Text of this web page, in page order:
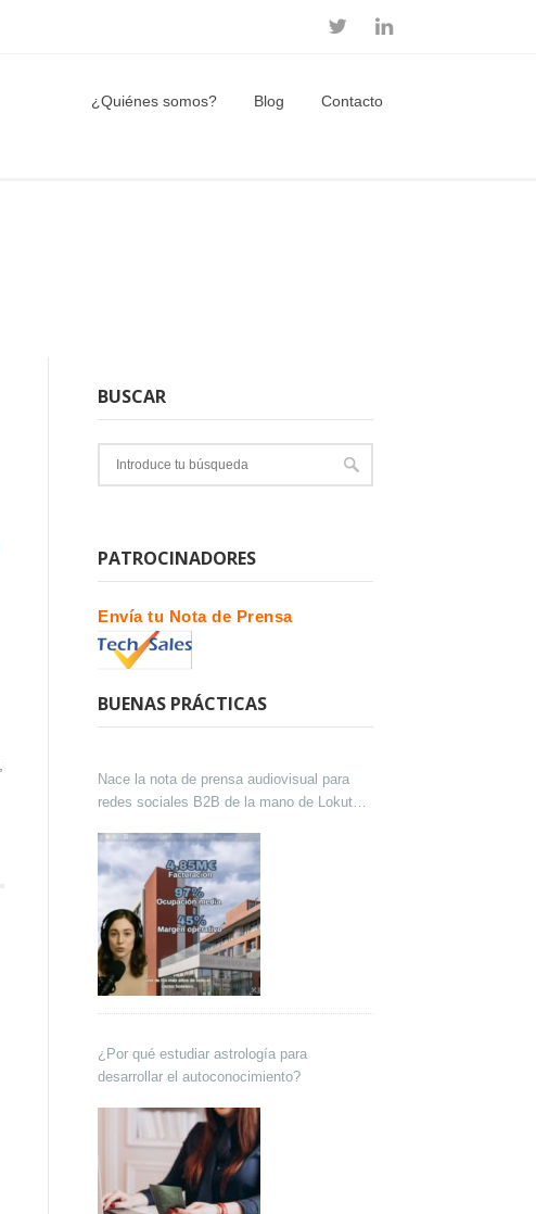
¿Quiénes somos? Blog Contacto
BUSCAR
PATROCINADORES
Envía tu Nota de Prensa
BUENAS PRÁCTICAS
Nace la nota de prensa audiovisual para
redes sociales B2B de la mano de Lokutor
¿Por qué estudiar astrología para
desarrollar el autoconocimiento?